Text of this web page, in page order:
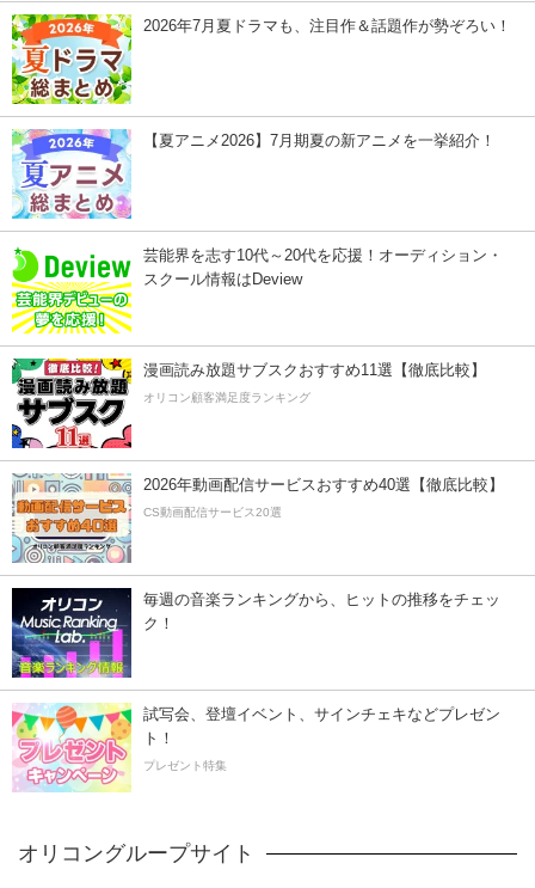
2026年7月夏ドラマも、注目作＆話題作が勢ぞろい！
【夏アニメ2026】7月期夏の新アニメを一挙紹介！
芸能界を志す10代～20代を応援！オーディション・
スクール情報はDeview
漫画読み放題サブスクおすすめ11選【徹底比較】
オリコン顧客満足度ランキング
2026年動画配信サービスおすすめ40選【徹底比較】
CS動画配信サービス20選
毎週の音楽ランキングから、ヒットの推移をチェッ
ク！
試写会、登壇イベント、サインチェキなどプレゼン
ト！
プレゼント特集
オリコングループサイト